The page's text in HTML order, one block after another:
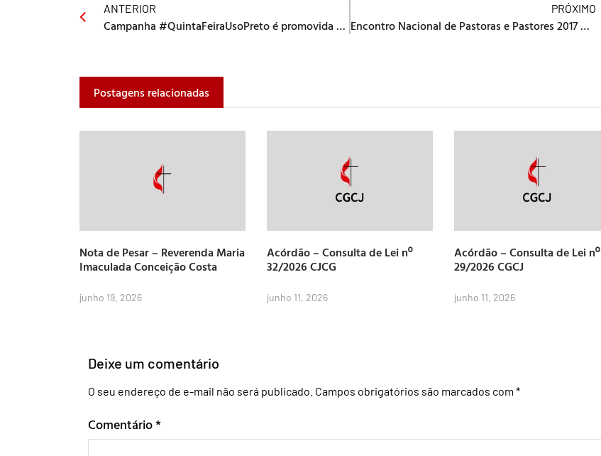
ANTERIOR
Campanha #QuintaFeiraUsoPreto é promovida durante o mês de março
PRÓXIMO
Encontro Nacional de Pastoras e Pastores 2017 – #ENPP2017
Postagens relacionadas
Nota de Pesar – Reverenda Maria
Imaculada Conceição Costa
junho 19, 2026
Acórdão – Consulta de Lei nº
32/2026 CJCG
junho 11, 2026
Acórdão – Consulta de Lei nº
29/2026 CGCJ
junho 11, 2026
Deixe um comentário
O seu endereço de e-mail não será publicado. Campos obrigatórios são marcados com *
Comentário*